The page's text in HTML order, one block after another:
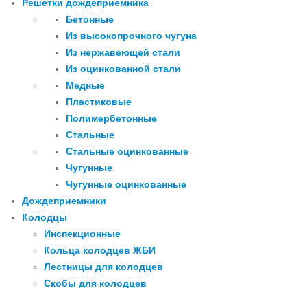
Решетки дождеприемника
Бетонные
Из высокопрочного чугуна
Из нержавеющей стали
Из оцинкованной стали
Медные
Пластиковые
Полимербетонные
Стальные
Стальные оцинкованные
Чугунные
Чугунные оцинкованные
Дождеприемники
Колодцы
Инспекционные
Кольца колодцев ЖБИ
Лестницы для колодцев
Скобы для колодцев